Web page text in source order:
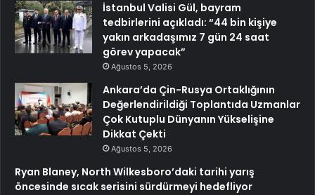
İstanbul Valisi Gül, bayram
tedbirlerini açıkladı: “44 bin kişiye
yakın arkadaşımız 7 gün 24 saat
görev yapacak”
Ağustos 5, 2026
Ankara’da Çin-Rusya Ortaklığının
Değerlendirildiği Toplantıda Uzmanlar
Çok Kutuplu Dünyanın Yükselişine
Dikkat Çekti
Ağustos 5, 2026
Ryan Blaney, North Wilkesboro’daki tarihi yarış
öncesinde sıcak serisini sürdürmeyi hedefliyor